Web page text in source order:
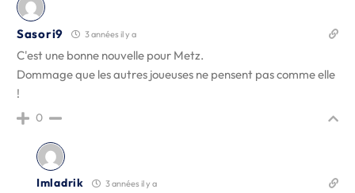
Sasori9 3 années il y a
C'est une bonne nouvelle pour Metz.
Dommage que les autres joueuses ne pensent pas comme elle
!
0
Imladrik 3 années il y a